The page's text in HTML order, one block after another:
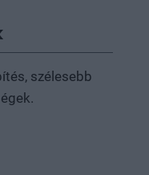
szélesebb